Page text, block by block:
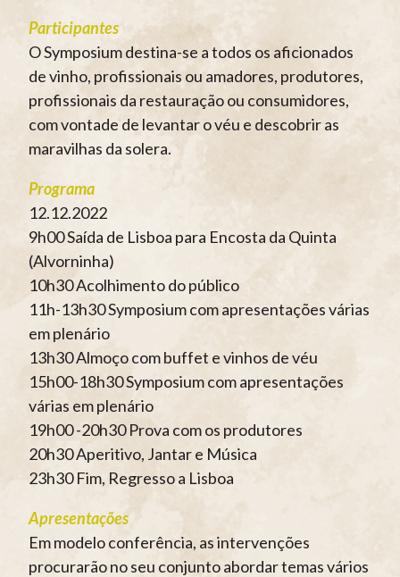
Participantes
O Symposium destina-se a todos os aficionados
de vinho, profissionais ou amadores, produtores,
profissionais da restauração ou consumidores,
com vontade de levantar o véu e descobrir as
maravilhas da solera.
Programa
12.12.2022
9h00 Saída de Lisboa para Encosta da Quinta
(Alvorninha)
10h30 Acolhimento do público
11h-13h30 Symposium com apresentações várias
em plenário
13h30 Almoço com buffet e vinhos de véu
15h00-18h30 Symposium com apresentações
várias em plenário
19h00 -20h30 Prova com os produtores
20h30 Aperitivo, Jantar e Música
23h30 Fim, Regresso a Lisboa
Apresentações
Em modelo conferência, as intervenções
procurarão no seu conjunto abordar temas vários